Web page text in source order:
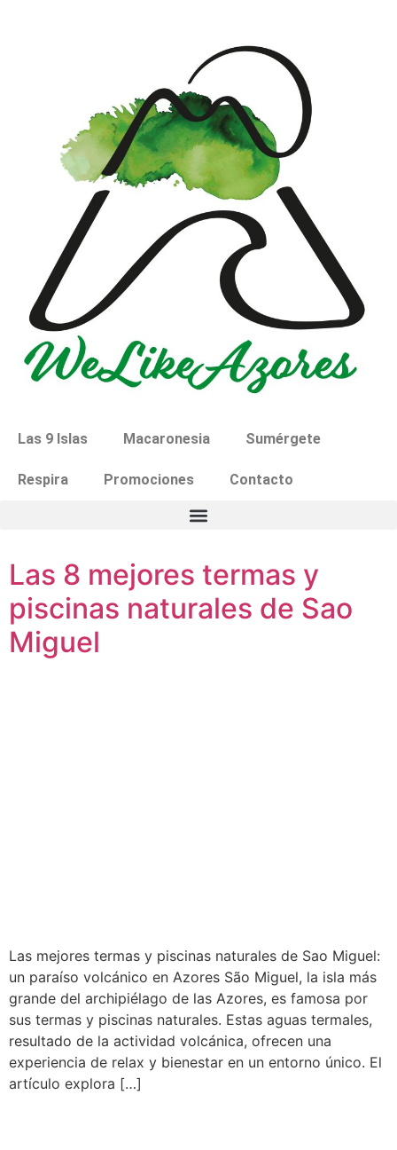
Las 9 Islas Macaronesia Sumérgete
Respira Promociones Contacto
Las 8 mejores termas y
piscinas naturales de Sao
Miguel
Las mejores termas y piscinas naturales de Sao Miguel:
un paraíso volcánico en Azores São Miguel, la isla más
grande del archipiélago de las Azores, es famosa por
sus termas y piscinas naturales. Estas aguas termales,
resultado de la actividad volcánica, ofrecen una
experiencia de relax y bienestar en un entorno único. El
artículo explora […]